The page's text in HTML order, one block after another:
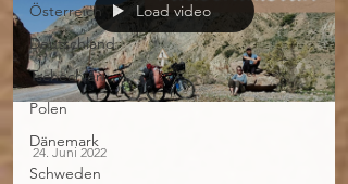
Österreich
Deutschland
Tschechien
Polen
Dänemark
Schweden
Load video
24. Juni 2022